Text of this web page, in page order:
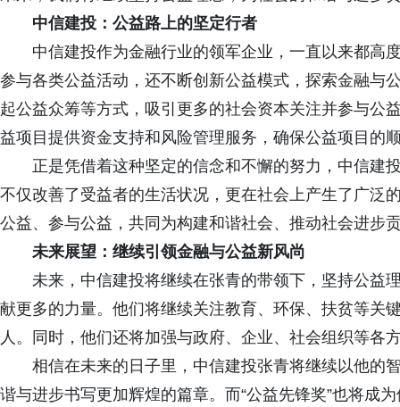
中信建投：公益路上的坚定行者
中信建投作为金融行业的领军企业，一直以来都高
参与各类公益活动，还不断创新公益模式，探索金融与
起公益众筹等方式，吸引更多的社会资本关注并参与公
益项目提供资金支持和风险管理服务，确保公益项目的
正是凭借着这种坚定的信念和不懈的努力，中信建
不仅改善了受益者的生活状况，更在社会上产生了广泛
公益、参与公益，共同为构建和谐社会、推动社会进步
未来展望：继续引领金融与公益新风尚
未来，中信建投将继续在张青的带领下，坚持公益
献更多的力量。他们将继续关注教育、环保、扶贫等关
人。同时，他们还将加强与政府、企业、社会组织等各
相信在未来的日子里，中信建投张青将继续以他的
谐与进步书写更加辉煌的篇章。而“公益先锋奖”也将成